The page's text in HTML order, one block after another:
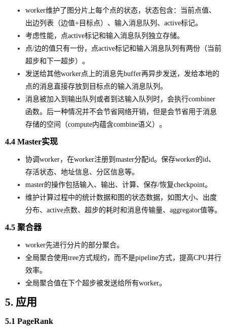
worker维护了图分片上每个点的状态，状态包含：当前点值、
出边列表（边值+目标点）、输入消息队列、active标记。
考虑性能，点active标记和输入消息队列独立存储。
点/边的值只有一份，点active标记和输入消息队列有两份（当前
超步和下一超步）。
发送给其他worker点上的消息先buffer再异步发送，发给本地的
点的消息直接存放到目标点的输入消息队列。
消息被加入到输出队列或者到达输入队列时，会执行combiner
函数。后一种情况并不会节省网络开销，但是会节省用于消息
存储的空间（compute内蕴含combine语义）。
4.4 Master实现
协调worker，在worker注册到master分配id。保存worker的id、
存活状态、地址信息、分区信息等。
master的操作包括输入、输出、计算、保存/恢复checkpoint。
维护计算过程中的统计数据和图的状态数据，如图大小、出度
分布、active点数、超步的耗时和消息传输量、aggregator值等。
4.5 聚合器
worker先进行分片的部分聚合。
全局聚合使用tree方式规约，而不是pipeline方式，提高CPU并行
效率。
全局聚合值在下个超步被发送给所有worker。
5. 应用
5.1 PageRank